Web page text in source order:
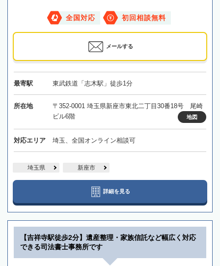
全国対応 初回相談無料
メールする
最寄駅 東武鉄道「志木駅」徒歩1分
所在地
〒352-0001 埼玉県新座市東北二丁目30番18号 尾崎
ビル6階
地図
対応エリア 埼玉、全国オンライン相談可
埼玉県 新座市
詳細を見る
【吉祥寺駅徒歩2分】遺産整理・家族信託など幅広く対応
できる司法書士事務所です